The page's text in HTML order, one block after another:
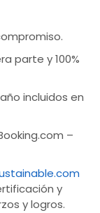
parte y 100%
incluidos en
–
y
y logros.